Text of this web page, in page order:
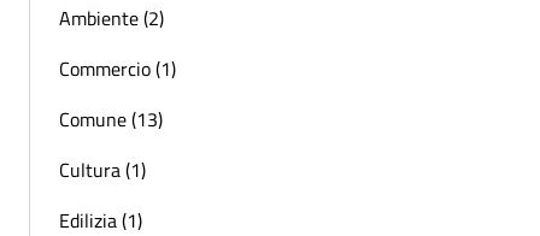
Ambiente (2)
Commercio (1)
Comune (13)
Cultura (1)
Edilizia (1)